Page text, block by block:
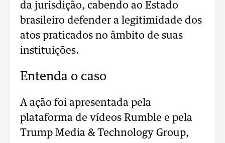
da jurisdição, cabendo ao Estado
brasileiro defender a legitimidade dos
atos praticados no âmbito de suas
instituições.
Entenda o caso
A ação foi apresentada pela
plataforma de vídeos Rumble e pela
Trump Media & Technology Group,